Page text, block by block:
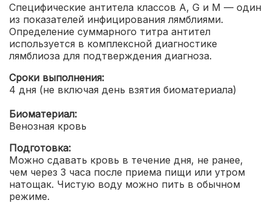
Специфические антитела классов A, G и M — один
из показателей инфицирования лямблиями.
Определение суммарного титра антител
используется в комплексной диагностике
лямблиоза для подтверждения диагноза.
Сроки выполнения:
4 дня (не включая день взятия биоматериала)
Биоматериал:
Венозная кровь
Подготовка:
Можно сдавать кровь в течение дня, не ранее,
чем через 3 часа после приема пищи или утром
натощак. Чистую воду можно пить в обычном
режиме.